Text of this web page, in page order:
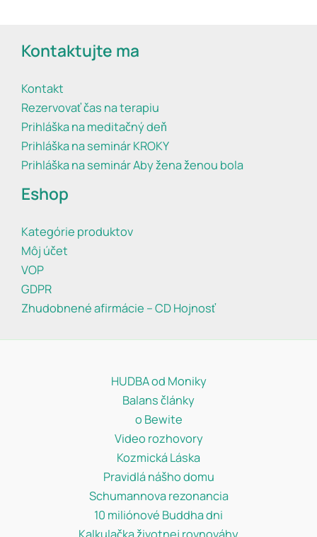
Kontaktujte ma
Kontakt
Rezervovať čas na terapiu
Prihláška na meditačný deň
Prihláška na seminár KROKY
Prihláška na seminár Aby žena ženou bola
Eshop
Kategórie produktov
Môj účet
VOP
GDPR
Zhudobnené afirmácie – CD Hojnosť
HUDBA od Moniky
Balans články
o Bewite
Video rozhovory
Kozmická Láska
Pravidlá nášho domu
Schumannova rezonancia
10 miliónové Buddha dni